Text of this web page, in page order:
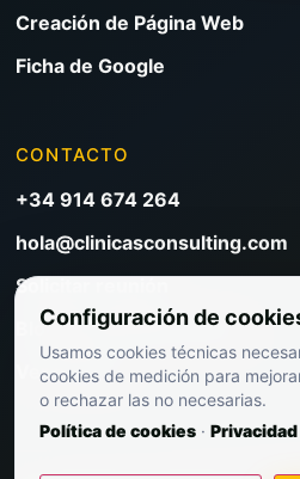
Creación de Página Web
Ficha de Google
CONTACTO
+34 914 674 264
hola@clinicasconsulting.com
Solicitar reunión
Blog de marketing clínico
Ver precios
Configuración de
Usamos cookies técnicas
cookies de medición para
o rechazar las no necesarias.
Política de cookies · Privacidad